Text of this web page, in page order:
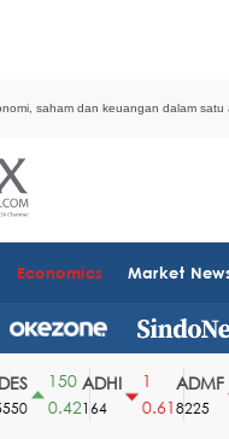
saham dan keuangan dalam satu
Economics Market
150
0.42
ADHI
164
0.61
ADMF
8225